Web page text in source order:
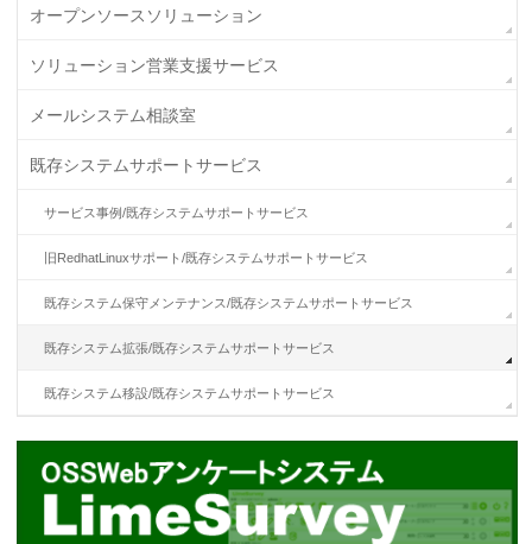
オープンソースソリューション
ソリューション営業支援サービス
メールシステム相談室
既存システムサポートサービス
サービス事例/既存システムサポートサービス
旧RedhatLinuxサポート/既存システムサポートサービス
既存システム保守メンテナンス/既存システムサポートサービス
既存システム拡張/既存システムサポートサービス
既存システム移設/既存システムサポートサービス